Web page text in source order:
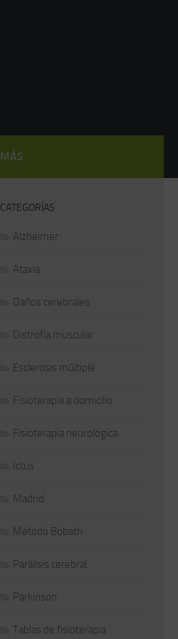
MÁS
CATEGORÍAS
Alzheimer
Ataxia
Daños cerebrales
Distrofia muscular
Esclerosis múltiple
Fisioterapia a domicilio
Fisioterapia neurológica
Ictus
Madrid
Método Bobath
Parálisis cerebral
Parkinson
Tablas de fisioterapia